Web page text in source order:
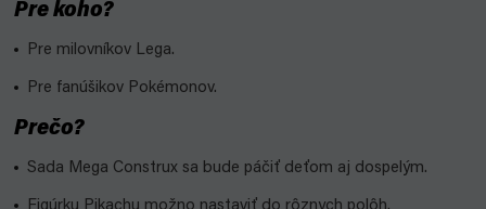
Pre koho?
Pre milovníkov Lega.
Pre fanúšikov Pokémonov.
Prečo?
Sada Mega Construx sa bude páčiť deťom aj dospelým.